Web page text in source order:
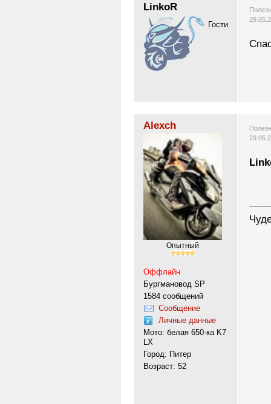
LinkoR
Гости
Alexch
Опытный
Оффлайн
Бургмановод SP
1584 сообщений
Сообщение
Личные данные
Мото: белая 650-ка K7
LX
Город: Питер
Возраст: 52